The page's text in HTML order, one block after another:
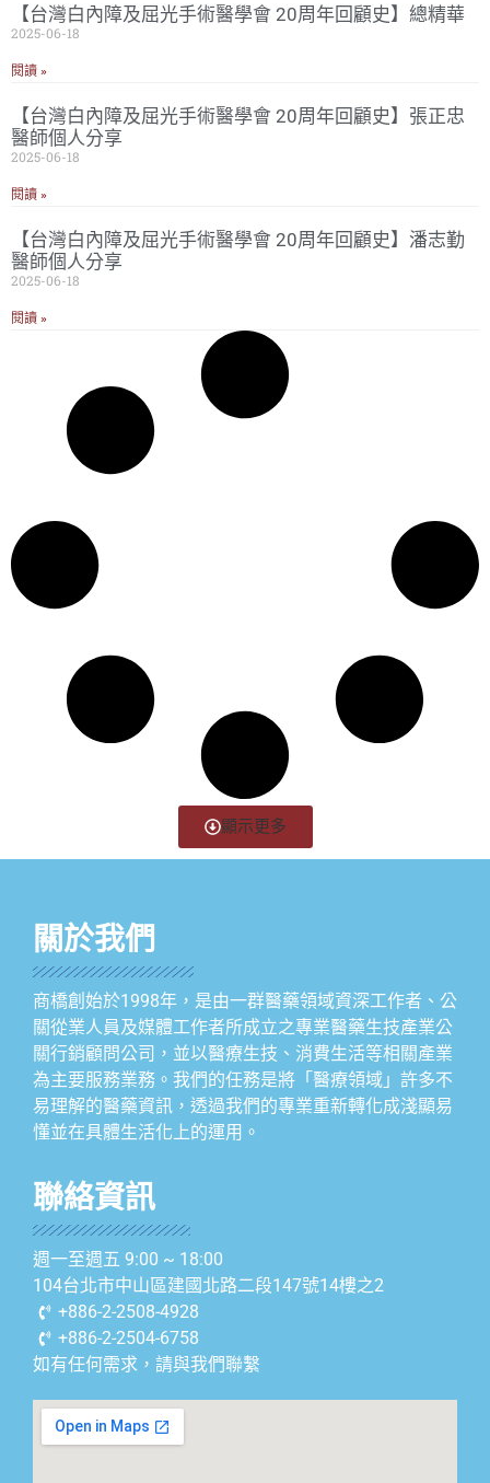
【台灣白內障及屈光手術醫學會 20周年回顧史】總精華
2025-06-18
閱讀 »
【台灣白內障及屈光手術醫學會 20周年回顧史】張正忠
醫師個人分享
2025-06-18
閱讀 »
【台灣白內障及屈光手術醫學會 20周年回顧史】潘志勤
醫師個人分享
2025-06-18
閱讀 »
顯示更多
關於我們
商橋創始於1998年，是由一群醫藥領域資深工作者、公
關從業人員及媒體工作者所成立之專業醫藥生技產業公
關行銷顧問公司，並以醫療生技、消費生活等相關產業
為主要服務業務。我們的任務是將「醫療領域」許多不
易理解的醫藥資訊，透過我們的專業重新轉化成淺顯易
懂並在具體生活化上的運用。
聯絡資訊
週一至週五 9:00 ~ 18:00
104台北市中山區建國北路二段147號14樓之2
+886-2-2508-4928
+886-2-2504-6758
如有任何需求，請與我們聯繫